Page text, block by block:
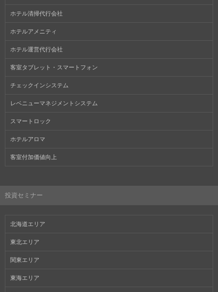
ホテル清掃代行会社
ホテルアメニティ
ホテル運営代行会社
客室タブレット・スマートフォン
チェックインシステム
レベニューマネジメントシステム
スマートロック
ホテルアロマ
客室付加価値向上
投資セミナー
北海道エリア
東北エリア
関東エリア
東海エリア